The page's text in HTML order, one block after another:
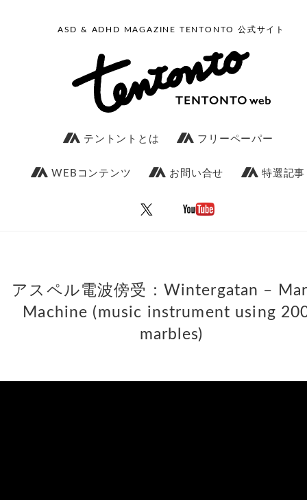
ASD & ADHD MAGAZINE TENTONTO 公式サイト
テントントとは フリーペーパー
WEBコンテンツ お問い合せ 特選記事
アスペル電波傍受：Wintergatan –
Machine (music instrument using
marbles)